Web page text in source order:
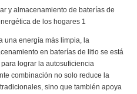
una energía más limpia, la
en baterías de litio se está
lograr la autosuficiencia
combinación no solo reduce la
sino que también apoya